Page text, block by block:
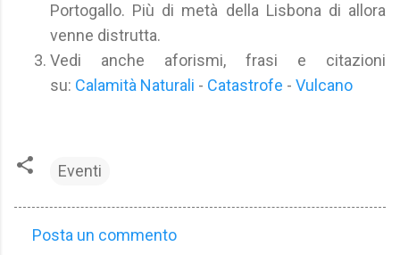
Portogallo. Più di metà della Lisbona di allora
venne distrutta.
Vedi anche aforismi, frasi e citazioni
su: Calamità Naturali - Catastrofe - Vulcano
Eventi
Posta un commento